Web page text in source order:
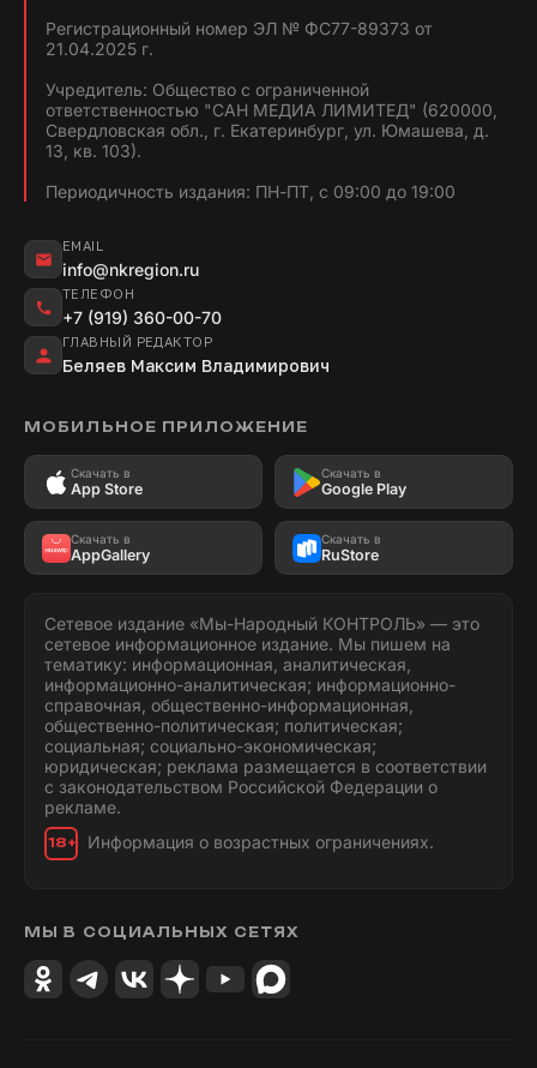
Регистрационный номер ЭЛ № ФС77-89373 от
21.04.2025 г.
Учредитель: Общество с ограниченной
ответственностью "САН МЕДИА ЛИМИТЕД" (620000,
Свердловская обл., г. Екатеринбург, ул. Юмашева, д.
13, кв. 103).
Периодичность издания: ПН-ПТ, с 09:00 до 19:00
EMAIL
info@nkregion.ru
ТЕЛЕФОН
+7 (919) 360-00-70
ГЛАВНЫЙ РЕДАКТОР
Беляев Максим Владимирович
МОБИЛЬНОЕ ПРИЛОЖЕНИЕ
Скачать в
App Store
Скачать в
Google Play
Скачать в
AppGallery
Скачать в
RuStore
Сетевое издание «Мы-Народный КОНТРОЛЬ» — это
сетевое информационное издание. Мы пишем на
тематику: информационная, аналитическая,
информационно-аналитическая; информационно-
справочная, общественно-информационная,
общественно-политическая; политическая;
социальная; социально-экономическая;
юридическая; реклама размещается в соответствии
с законодательством Российской Федерации о
рекламе.
18+ Информация о возрастных ограничениях.
МЫ В СОЦИАЛЬНЫХ СЕТЯХ